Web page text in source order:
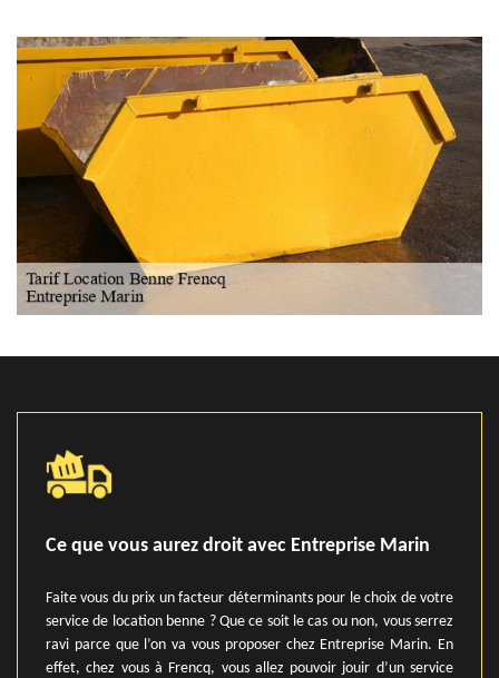
Ce que vous aurez droit avec Entreprise Marin
Faite vous du prix un facteur déterminants pour le choix de votre
service de location benne ? Que ce soit le cas ou non, vous serrez
ravi parce que l’on va vous proposer chez Entreprise Marin. En
effet, chez vous à Frencq, vous allez pouvoir jouir d’un service